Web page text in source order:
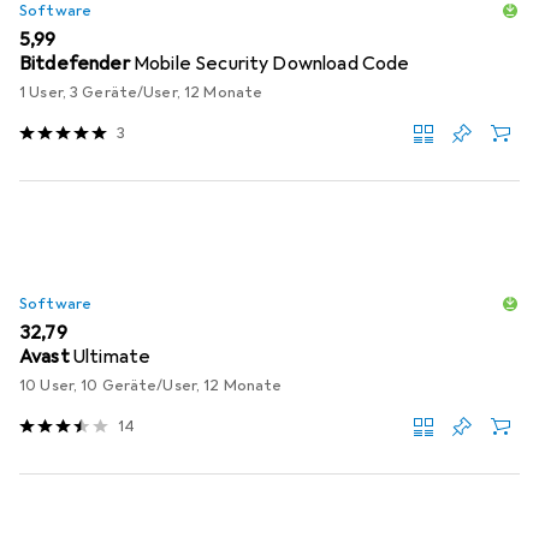
Software
EUR
5,99
Bitdefender Mobile Security Download Code
1 User, 3 Geräte/User, 12 Monate
3
Software
EUR
32,79
AvastUltimate
10 User, 10 Geräte/User, 12 Monate
14